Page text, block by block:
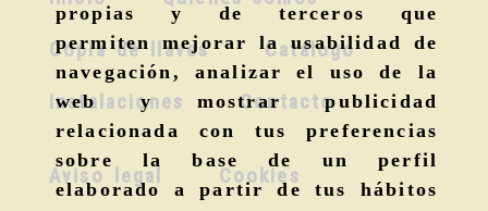
propias y de terceros que
permiten mejorar la usabilidad de
navegación, analizar el uso de la
web y mostrar publicidad
relacionada con tus preferencias
sobre la base de un perfil
elaborado a partir de tus hábitos
Copia de llaves Catálogo
Instalaciones Contacto
Aviso legal Cookies